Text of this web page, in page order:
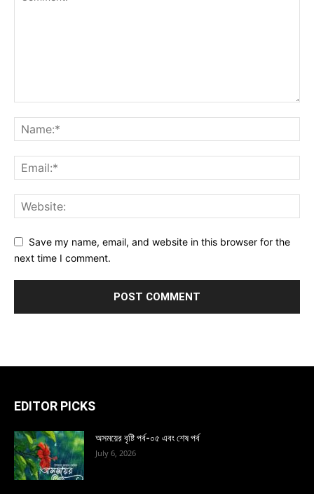
Save my name, email, and website in this browser for the
next time I comment.
EDITOR PICKS
অসময়ের বৃষ্টি পর্ব-০৫ এবং শেষ পর্ব
July 6, 2026